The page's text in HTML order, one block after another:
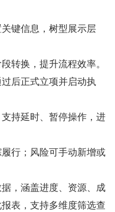
键信息，树型展示层
转换，提升流程效率。
后正式立项并启动执
持延时、暂停操作，进
行；风险可手动新增或
，涵盖进度、资源、成
表，支持多维度筛选查